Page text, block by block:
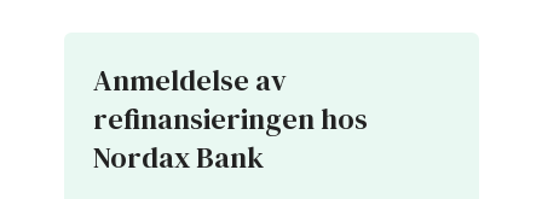
Anmeldelse av
refinansieringen hos
Nordax Bank